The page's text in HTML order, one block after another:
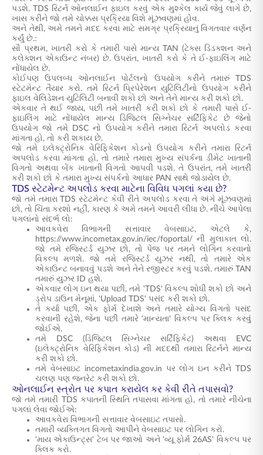
પડશે. TDS રિટર્ન ઓનલાઈન ફાઇલ કરવું એક મુશ્કેલ કાર્ય જેવું લાગે છે,
ખાસ કરીને જો તમે ચોક્કસ પ્રક્રિયા વિશે મૂંઝવણમાં હોવ.
અને તેથી, અમે તમને મદદ કરવા માટે સમગ્ર પ્રક્રિયાનું વિગતવાર વર્ણન
કર્યું છે.:
સૌ પ્રથમ, ખાતરી કરો કે તમારી પાસે માન્ય TAN (ટેક્સ ડિડક્શન અને
કલેક્શન એકાઉન્ટ નંબર) છે. ઉપરાંત, ખાતરી કરો કે તે ઈ-ફાઇલિંગ માટે
નોંધાયેલ છે.
કોઈપણ ઉપલબ્ધ ઓનલાઈન પોર્ટલનો ઉપયોગ કરીને તમારું TDS
સ્ટેટમેન્ટ તૈયાર કરો. તમે રિટર્ન પ્રિપેરેશન યુટિલિટીનો ઉપયોગ કરીને
ફાઇલ વેલિડેશન યુટિલિટી બનાવી શકો છો અને તેને માન્ય કરી શકો છો.
એકવાર તે થઈ જાય, પછી તમે ખાતરી કરી શકો છો કે તમારી પાસે ઈ-
ફાઇલિંગ માટે નોંધાયેલ માન્ય ડિજિટલ સિગ્નેચર સર્ટિફિકેટ છે જેનો
ઉપયોગ જો તમે DSC નો ઉપયોગ કરીને તમારા રિટર્ન અપલોડ કરવા
માંગતા હો, તો કરી શકાય છે.
જો તમે ઇલેક્ટ્રોનિક વેરિફિકેશન કોડનો ઉપયોગ કરીને તમારા રિટર્ન
અપલોડ કરવા માંગતા હો, તો તમારે તમારા મુખ્ય સંપર્કના ડીમેટ ખાતાની
વિગતો અથવા બેંક ખાતાની વિગતો આપવી પડશે. તે ઉપરાંત, તમે ખાતરી
કરી શકો છો કે તમારા મુખ્ય સંપર્કનો આધાર PAN સાથે જોડાયેલ છે.
TDS સ્ટેટમેન્ટ અપલોડ કરવા માટેના વિવિધ પગલાં કયા છે?
જો તમે તમારા TDS સ્ટેટમેન્ટ કેવી રીતે અપલોડ કરવા તે અંગે મૂંઝવણમાં
છો, તો ચિંતા કરશો નહીં, કારણ કે અમે તમને આવરી લીધા છે. નીચે આપેલા
પગલાંનો સંદર્ભ લો:
આવકવેરા વિભાગની સત્તાવાર વેબસાઇટ, એટલે કે,
https://www.incometax.gov.in/iec/foportal/ ની મુલાકાત લો.
જો તમે રજિસ્ટર્ડ યુઝર છો, તો પેજ પર તમને લોગિન કરવાનો
વિકલ્પ મળશે. જો તમે રજિસ્ટર્ડ યુઝર નથી, તો તમારે એક
એકાઉન્ટ બનાવવું પડશે અને તેને રજીસ્ટર કરવું પડશે. તમારું TAN
તમારું યુઝર ID હશે.
એકવાર લોગ ઇન થયા પછી, તમે 'TDS' વિકલ્પ શોધી શકો છો અને
ડ્રોપ ડાઉન મેનૂમાં, 'Upload TDS' પસંદ કરી શકો છો.
તે કર્યા પછી, એક ફોર્મ દેખાશે અને તમારે યોગ્ય વિગતો પસંદ
કરવાની રહેશે, જેના પછી તમારે 'માન્યતા' વિકલ્પ પર ક્લિક કરવું
જોઈએ.
તમે DSC (ડિજિટલ સિગ્નેચર સર્ટિફિકેટ) અથવા EVC
(ઇલેક્ટ્રોનિક વેરિફિકેશન કોડ) ની મદદથી તમારા રિટર્નને માન્ય
કરી શકો છો.
તમે વેબસાઇટ incometaxindia.gov.in પર લોગ ઇન કરીને TDS
ચલણ પણ જનરેટ કરી શકો છો.
ઓનલાઈન સ્ત્રોત પર કપાત કરાયેલ કર કેવી રીતે તપાસવો?
જો તમે તમારી TDS કપાતની સ્થિતિ તપાસવા માંગતા હો, તો તમારે નીચેના
પગલાં લેવા જોઈએ:
આવકવેરા વિભાગની સત્તાવાર વેબસાઇટ તપાસો.
તમારી વ્યક્તિગત વિગતો આપીને વેબસાઇટ પર લોગિન કરો.
'માય એકાઉન્ટ્સ' ટેબ પર જાઓ અને 'વ્યૂ ફોર્મ 26AS' વિકલ્પ પર
ક્લિક કરો.